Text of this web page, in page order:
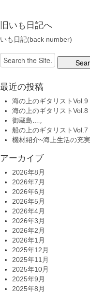
旧いも日記へ
いも日記(back number)
Search
for:
最近の投稿
海の上のギタリスト
海の上のギタリストVol.8
御蔵島…。
船の上のギタリストVol.7
機材紹介~海上生活の充
アーカイブ
2026年8月
2026年7月
2026年6月
2026年5月
2026年4月
2026年3月
2026年2月
2026年1月
2025年12月
2025年11月
2025年10月
2025年9月
2025年8月